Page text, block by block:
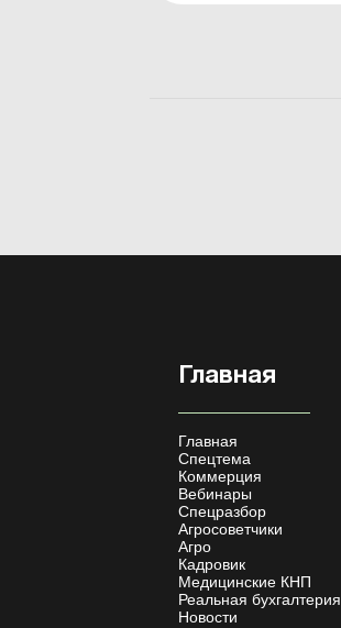
Главная
Главная
Спецтема
Коммерция
Вебинары
Спецразбор
Агросоветчики
Агро
Кадровик
Медицинские КНП
Реальная бухгалтерия
Новости